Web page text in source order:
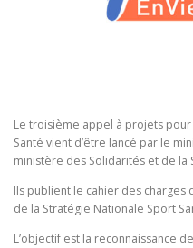
Le troisième appel à projets
Santé vient d’être lancé par le
ministère des Solidarités et de la
Ils publient le cahier des
de la Stratégie Nationale Sport
L’objectif est la reconnaissance